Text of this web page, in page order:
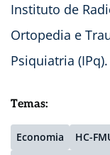
Instituto de
Ortopedia e
Psiquiatria (IPq).
Temas:
Economia
HC-